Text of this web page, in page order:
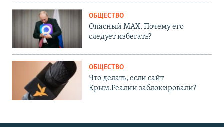
ОБЩЕСТВО
Опасный MAX. Почему его
следует избегать?
ОБЩЕСТВО
Что делать, если сайт
Крым.Реалии заблокировали?